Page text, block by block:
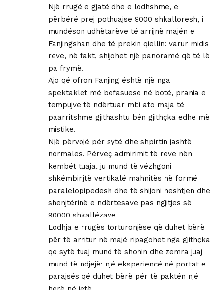
Një rrugë e gjatë dhe e lodhshme, e
përbërë prej pothuajse 9000 shkalloresh, i
mundëson udhëtarëve të arrijnë majën e
Fanjingshan dhe të prekin qiellin: varur midis
reve, në fakt, shijohet një panoramë që të lë
pa frymë.
Ajo që ofron Fanjing është një nga
spektaklet më befasuese në botë, prania e
tempujve të ndërtuar mbi ato maja të
paarritshme gjithashtu bën gjithçka edhe më
mistike.
Një përvojë për sytë dhe shpirtin jashtë
normales. Përveç admirimit të reve nën
këmbët tuaja, ju mund të vëzhgoni
shkëmbinjtë vertikalë mahnitës në formë
paralelopipedesh dhe të shijoni heshtjen dhe
shenjtërinë e ndërtesave pas ngjitjes së
90000 shkallëzave.
Lodhja e rrugës torturonjëse që duhet bërë
për të arritur në majë ripagohet nga gjithçka
që sytë tuaj mund të shohin dhe zemra juaj
mund të ndjejë: një eksperiencë në portat e
parajsës që duhet bërë për të paktën një